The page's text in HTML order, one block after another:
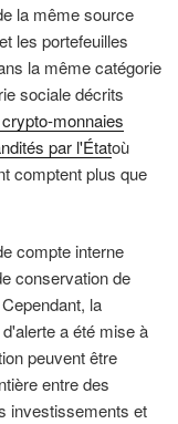
la même source
les portefeuilles
la même catégorie
sociale décrits
monnaies
par l'Étatoù
comptent plus que
compte interne
conservation de
la
a été mise à
peuvent être
entre des
investissements et